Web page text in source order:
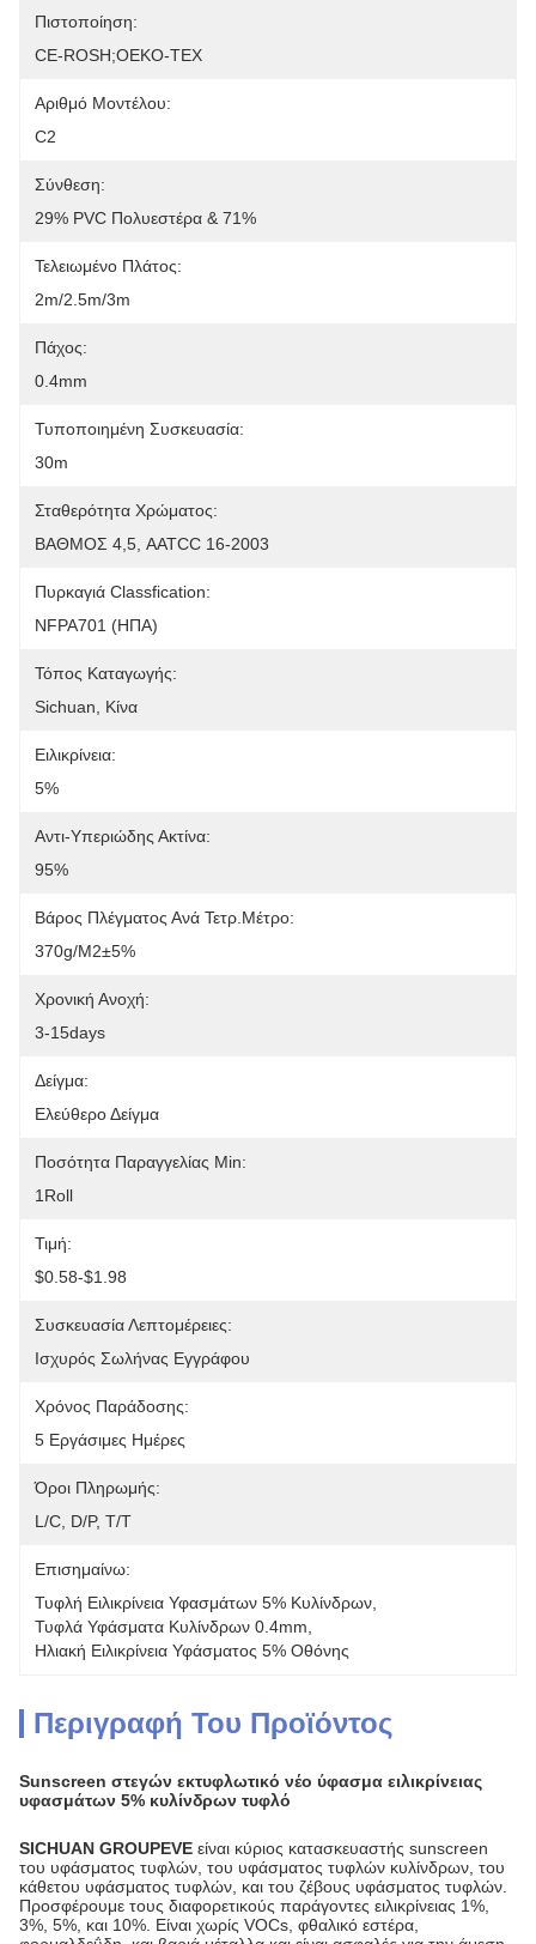
Πιστοποίηση:
CE-ROSH;OEKO-TEX
Αριθμό Μοντέλου:
C2
Σύνθεση:
29% PVC Πολυεστέρα & 71%
Τελειωμένο Πλάτος:
2m/2.5m/3m
Πάχος:
0.4mm
Τυποποιημένη Συσκευασία:
30m
Σταθερότητα Χρώματος:
ΒΑΘΜΟΣ 4,5, AATCC 16-2003
Πυρκαγιά Classfication:
NFPA701 (ΗΠΑ)
Τόπος Καταγωγής:
Sichuan, Κίνα
Ειλικρίνεια:
5%
Αντι-Υπεριώδης Ακτίνα:
95%
Βάρος Πλέγματος Ανά Τετρ.μέτρο:
370g/m2±5%
Χρονική Ανοχή:
3-15days
Δείγμα:
Ελεύθερο Δείγμα
Ποσότητα Παραγγελίας Min:
1Roll
Τιμή:
$0.58-$1.98
Συσκευασία Λεπτομέρειες:
Ισχυρός Σωλήνας Εγγράφου
Χρόνος Παράδοσης:
5 Εργάσιμες Ημέρες
Όροι Πληρωμής:
L/C, D/P, T/T
Επισημαίνω:
Τυφλή Ειλικρίνεια Υφασμάτων 5% Κυλίνδρων
Τυφλά Υφάσματα Κυλίνδρων 0.4mm
Ηλιακή Ειλικρίνεια Υφάσματος 5% Οθόνης
Περιγραφή Του Προϊόντος
Sunscreen στεγών εκτυφλωτικό νέο ύφασμα ειλικρίνειας
υφασμάτων 5% κυλίνδρων τυφλό
SICHUAN GROUPEVE είναι κύριος κατασκευαστής sunscreen
του υφάσματος τυφλών, του υφάσματος τυφλών κυλίνδρων, του
κάθετου υφάσματος τυφλών, και του ζέβους υφάσματος τυφλών.
Προσφέρουμε τους διαφορετικούς παράγοντες ειλικρίνειας 1%,
3%, 5%, και 10%. Είναι χωρίς VOCs, φθαλικό εστέρα,